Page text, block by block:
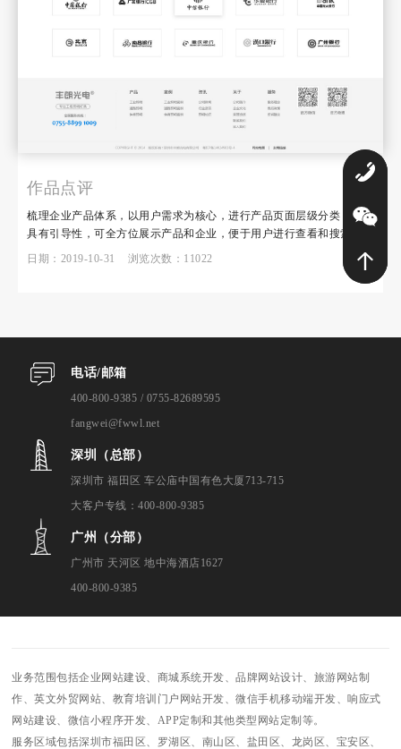
作品点评
梳理企业产品体系，以用户需求为核心，进行产品页面层级分类，页面
具有引导性，可全方位展示产品和企业，便于用户进行查看和搜索。
日期：2019-10-31 浏览次数：11022
电话/邮箱
400-800-9385 / 0755-82689595
fangwei@fwwl.net
深圳（总部）
深圳市 福田区 车公庙中国有色大厦713-715
大客户专线：400-800-9385
广州（分部）
广州市 天河区 地中海酒店1627
400-800-9385
业务范围包括企业网站建设、商城系统开发、品牌网站设计、旅游网站制
作、英文外贸网站、教育培训门户网站开发、微信手机移动端开发、响应式
网站建设、微信小程序开发、APP定制和其他类型网站定制等。
服务区域包括深圳市福田区、罗湖区、南山区、盐田区、龙岗区、宝安区、